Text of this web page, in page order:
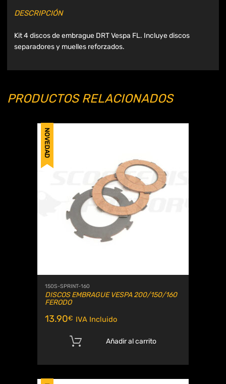
DESCRIPCIÓN
Kit 4 discos de embrague DRT Vespa FL. Incluye discos
separadores y muelles reforzados.
PRODUCTOS RELACIONADOS
NOVEDAD
150S-SPRINT-160
DISCOS EMBRAGUE VESPA 200/150/160
FERODO
13.90€ IVA Incluido
Añadir al carrito